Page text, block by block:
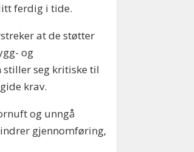
ferdig i tide.
at de støtter
og
stiller seg kritiske til
krav.
og unngå
gjennomføring,